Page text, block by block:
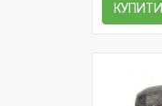
КУПИТИ